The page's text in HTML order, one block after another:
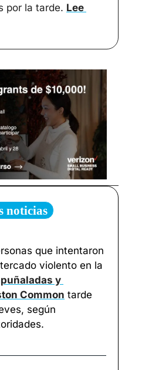
por la tarde. Lee
noticias
que intentaron
violento en la
y
Common tarde
según